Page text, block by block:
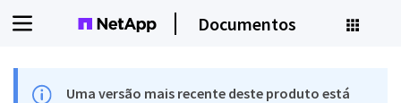
Documentos
Uma versão mais recente deste produto está